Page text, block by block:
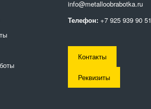
info@metalloobrabotka.ru
Телефон: +7 925 939 90 51
Контакты
Реквизиты